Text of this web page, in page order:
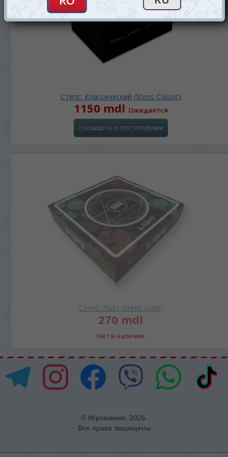
Степс: Классический (Steps Classic)
1150 mdl Ожидается
СООБЩИТЬ О ПОСТУПЛЕНИИ
Степс: Лайт (Steps Light)
270 mdl
Нет в наличии
© Игромания, 2026.
Все права защищены